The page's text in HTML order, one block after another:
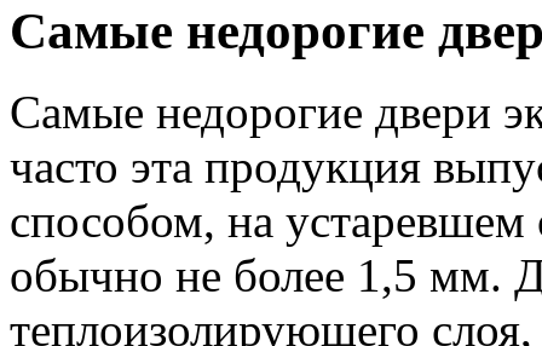
Самые недорогие
Самые недорогие двери
часто эта продукция
способом, на
обычно не более 1,5 мм.
теплоизолирующего